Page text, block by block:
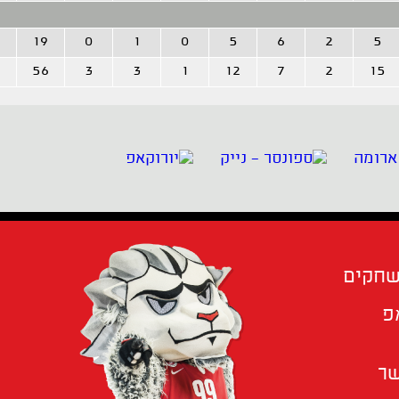
5
2
6
5
0
1
0
19
15
2
7
12
1
3
3
56